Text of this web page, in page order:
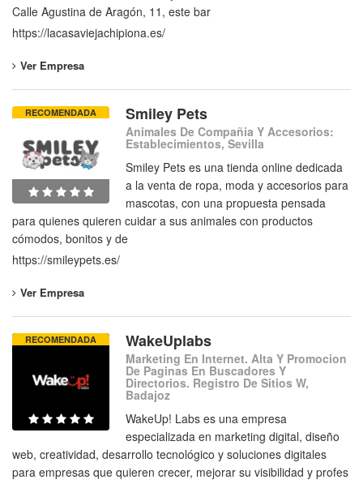
Calle Agustina de Aragón, 11, este bar
https://lacasaviejachipiona.es/
Ver Empresa
RECOMENDADA Smiley Pets
Animales De Compañia Y Accesorios:
Establecimientos, Sevilla
Smiley Pets es una tienda online dedicada
a la venta de ropa, moda y accesorios para
mascotas, con una propuesta pensada
para quienes quieren cuidar a sus animales con productos
cómodos, bonitos y de
https://smileypets.es/
Ver Empresa
RECOMENDADA WakeUplabs
Marketing En Internet. Alta Y Promocion
De Paginas En Buscadores Y
Directorios. Registro De Sitios W,
Badajoz
WakeUp! Labs es una empresa
especializada en marketing digital, diseño
web, creatividad, desarrollo tecnológico y soluciones digitales
para empresas que quieren crecer, mejorar su visibilidad y profes